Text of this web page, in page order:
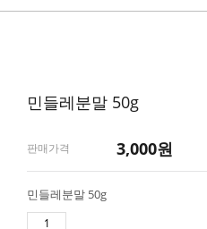
민들레분말 50g
판매가격 3,000원
민들레분말 50g